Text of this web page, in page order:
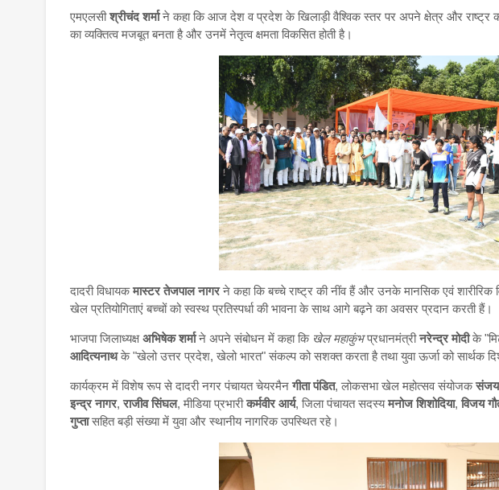
एमएलसीश्रीचंद शर्माने कहा कि आज देश व प्रदेश के खिलाड़ी वैश्विक स्तर पर अपने क्षेत्र और राष्ट्र
का व्यक्तित्व मजबूत बनता है और उनमें नेतृत्व क्षमता विकसित होती है।
दादरी विधायकमास्टर तेजपाल नागरने कहा कि बच्चे राष्ट्र की नींव हैं और उनके मानसिक एवं शारीरिक
खेल प्रतियोगिताएं बच्चों को स्वस्थ प्रतिस्पर्धा की भावना के साथ आगे बढ़ने का अवसर प्रदान करती हैं।
भाजपा जिलाध्यक्षअभिषेक शर्माने अपने संबोधन में कहा कि खेल महाकुंभप्रधानमंत्रीनरेन्द्र मोदीके
आदित्यनाथके "खेलो उत्तर प्रदेश, खेलो भारत" संकल्प को सशक्त करता है तथा युवा ऊर्जा को सार्थक
कार्यक्रम में विशेष रूप से दादरी नगर पंचायत चेयरमैन गीता पंडित, लोकसभा खेल महोत्सव संयोजकसंजय
इन्द्र नागर, राजीव सिंघल, मीडिया प्रभारीकर्मवीर आर्य, जिला पंचायत सदस्यमनोज शिशोदिया, विजय
गुप्तासहित बड़ी संख्या में युवा और स्थानीय नागरिक उपस्थित रहे।